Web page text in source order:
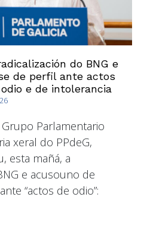
do BNG e
de perfil ante actos
e de intolerancia
Parlamentario
xeral do PPdeG,
esta mañá, a
e acusouno de
“actos de odio”: